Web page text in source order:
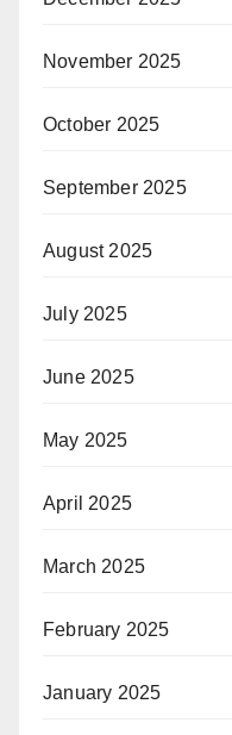
November 2025
October 2025
September 2025
August 2025
July 2025
June 2025
May 2025
April 2025
March 2025
February 2025
January 2025